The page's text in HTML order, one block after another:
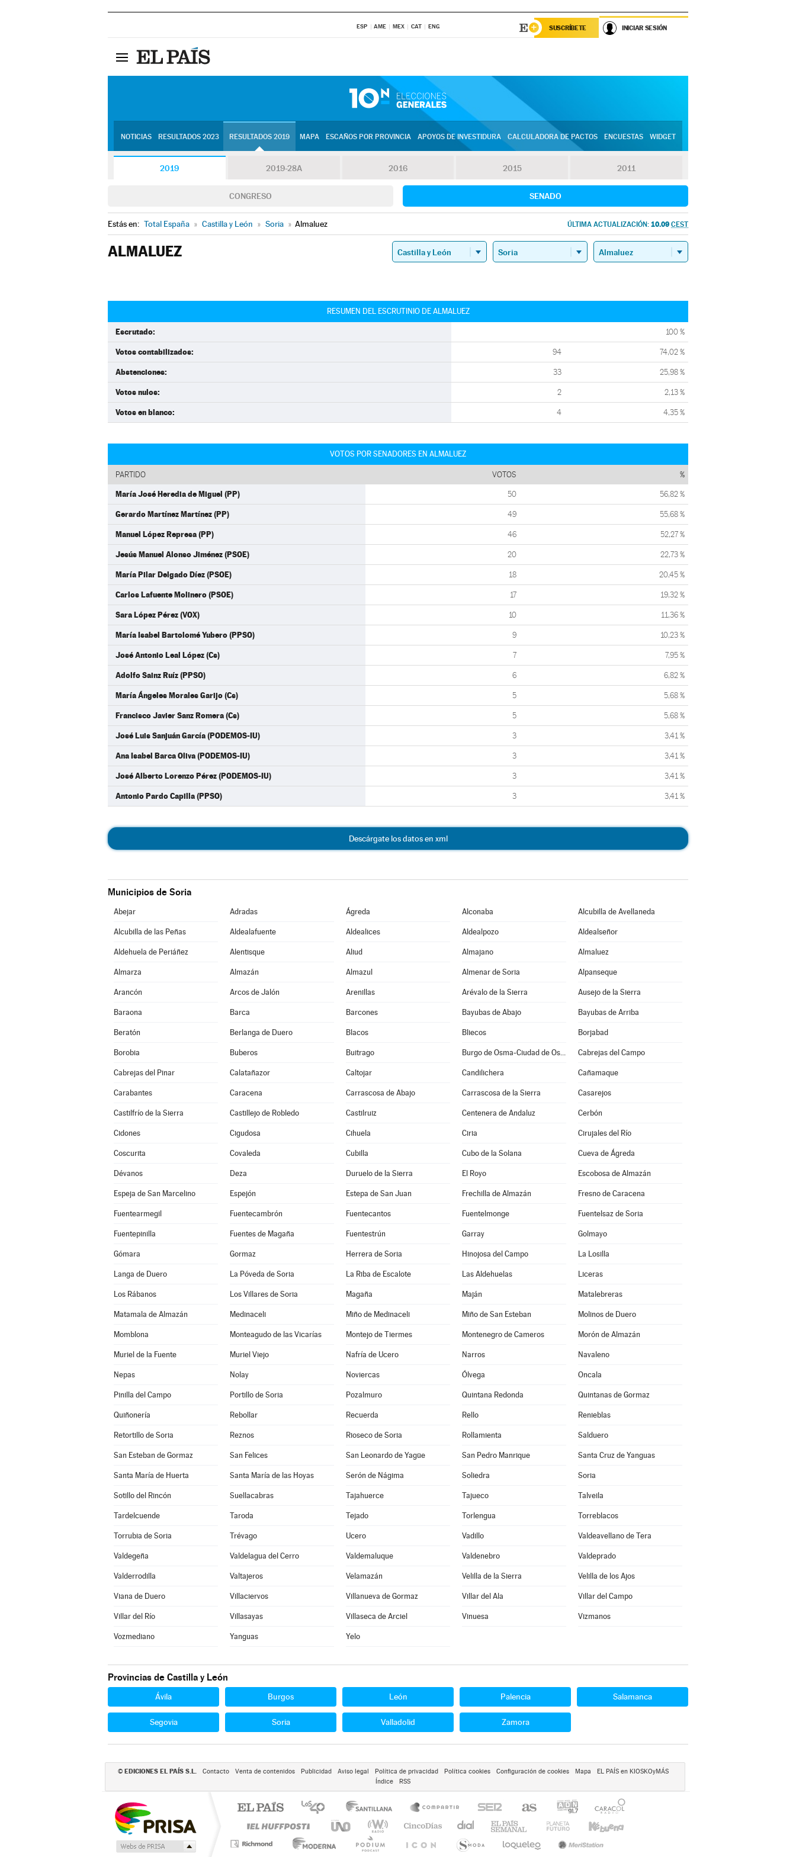
ESP AME MEX CAT ENG SUSCRÍBETE INICIAR SESIÓN
NOTICIAS RESULTADOS 2023 RESULTADOS 2019 MAPA ESCAÑOS POR PROVINCIA APOYOS DE INVESTIDURA CALCULADORA DE PACTOS ENCUESTAS WIDGET
2019 2019-28A 2016 2015 2011
CONGRESO SENADO
Estás en: Total España » Castilla y León » Soria » Almaluez ÚLTIMA ACTUALIZACIÓN: 10.09 CEST
ALMALUEZ
RESUMEN DEL ESCRUTINIO DE ALMALUEZ
Escrutado: 100 %
Votos contabilizados: 94 74,02 %
Abstenciones: 33 25,98 %
Votos nulos: 2 2,13 %
Votos en blanco: 4 4,35 %
VOTOS POR SENADORES EN ALMALUEZ
PARTIDO VOTOS %
María José Heredia de Miguel (PP) 50 56,82 %
Gerardo Martínez Martínez (PP) 49 55,68 %
Manuel López Represa (PP) 46 52,27 %
Jesús Manuel Alonso Jiménez (PSOE) 20 22,73 %
María Pilar Delgado Díez (PSOE) 18 20,45 %
Carlos Lafuente Molinero (PSOE) 17 19,32 %
Sara López Pérez (VOX) 10 11,36 %
María Isabel Bartolomé Yubero (PPSO) 9 10,23 %
José Antonio Leal López (Cs) 7 7,95 %
Adolfo Sainz Ruíz (PPSO) 6 6,82 %
María Ángeles Morales Garijo (Cs) 5 5,68 %
Francisco Javier Sanz Romera (Cs) 5 5,68 %
José Luis Sanjuán García (PODEMOS-IU) 3 3,41 %
Ana Isabel Barca Oliva (PODEMOS-IU) 3 3,41 %
José Alberto Lorenzo Pérez (PODEMOS-IU) 3 3,41 %
Antonio Pardo Capilla (PPSO) 3 3,41 %
Descárgate los datos en xml
Municipios de Soria
Abejar Adradas Ágreda Alconaba Alcubilla de Avellaneda
Alcubilla de las Peñas Aldealafuente Aldealices Aldealpozo Aldealseñor
Aldehuela de Periáñez Alentisque Aliud Almajano Almaluez
Almarza Almazán Almazul Almenar de Soria Alpanseque
Arancón Arcos de Jalón Arenillas Arévalo de la Sierra Ausejo de la Sierra
Baraona Barca Barcones Bayubas de Abajo Bayubas de Arriba
Beratón Berlanga de Duero Blacos Bliecos Borjabad
Borobia Buberos Buitrago Burgo de Osma-Ciudad de Osma Cabrejas del Campo
Cabrejas del Pinar Calatañazor Caltojar Candilichera Cañamaque
Carabantes Caracena Carrascosa de Abajo Carrascosa de la Sierra Casarejos
Castilfrío de la Sierra Castillejo de Robledo Castilruiz Centenera de Andaluz Cerbón
Cidones Cigudosa Cihuela Ciria Cirujales del Río
Coscurita Covaleda Cubilla Cubo de la Solana Cueva de Ágreda
Dévanos Deza Duruelo de la Sierra El Royo Escobosa de Almazán
Espeja de San Marcelino Espejón Estepa de San Juan Frechilla de Almazán Fresno de Caracena
Fuentearmegil Fuentecambrón Fuentecantos Fuentelmonge Fuentelsaz de Soria
Fuentepinilla Fuentes de Magaña Fuentestrún Garray Golmayo
Gómara Gormaz Herrera de Soria Hinojosa del Campo La Losilla
Langa de Duero La Póveda de Soria La Riba de Escalote Las Aldehuelas Liceras
Los Rábanos Los Villares de Soria Magaña Maján Matalebreras
Matamala de Almazán Medinaceli Miño de Medinaceli Miño de San Esteban Molinos de Duero
Momblona Monteagudo de las Vicarías Montejo de Tiermes Montenegro de Cameros Morón de Almazán
Muriel de la Fuente Muriel Viejo Nafría de Ucero Narros Navaleno
Nepas Nolay Noviercas Ólvega Oncala
Pinilla del Campo Portillo de Soria Pozalmuro Quintana Redonda Quintanas de Gormaz
Quiñonería Rebollar Recuerda Rello Renieblas
Retortillo de Soria Reznos Rioseco de Soria Rollamienta Salduero
San Esteban de Gormaz San Felices San Leonardo de Yagüe San Pedro Manrique Santa Cruz de Yanguas
Santa María de Huerta Santa María de las Hoyas Serón de Nágima Soliedra Soria
Sotillo del Rincón Suellacabras Tajahuerce Tajueco Talveila
Tardelcuende Taroda Tejado Torlengua Torreblacos
Torrubia de Soria Trévago Ucero Vadillo Valdeavellano de Tera
Valdegeña Valdelagua del Cerro Valdemaluque Valdenebro Valdeprado
Valderrodilla Valtajeros Velamazán Velilla de la Sierra Velilla de los Ajos
Viana de Duero Villaciervos Villanueva de Gormaz Villar del Ala Villar del Campo
Villar del Río Villasayas Villaseca de Arciel Vinuesa Vizmanos
Vozmediano Yanguas Yelo
Provincias de Castilla y León
Ávila Burgos León Palencia Salamanca
Segovia Soria Valladolid Zamora
© EDICIONES EL PAÍS S.L. Contacto Venta de contenidos Publicidad Aviso legal Política de privacidad Política cookies Configuración de cookies Mapa
EL PAÍS en KIOSKOyMÁS
Índice
RSS